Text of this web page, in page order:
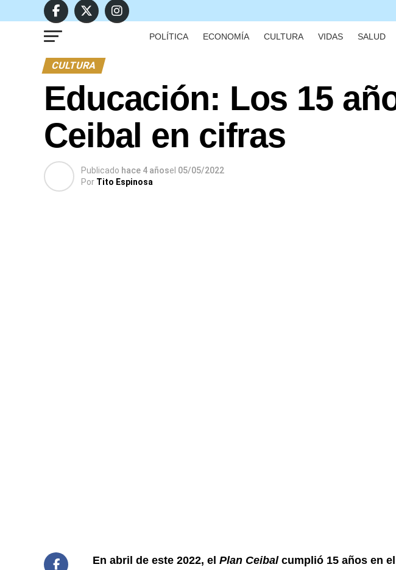
POLÍTICA ECONOMÍA CULTURA VIDAS SALUD
CULTURA
Educación: Los 15
Ceibal en cifras
Publicado hace 4 añosel 05/05/2022
Por Tito Espinosa
En abril de este 2022, el Plan Ceibal cumplió 15 años en